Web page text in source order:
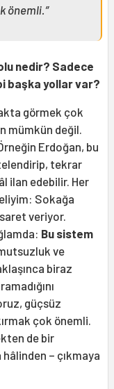
önemli.”
nedir? Sadece
başka yollar var?
görmek çok
mümkün değil.
Erdoğan, bu
tekrar
ilan edebilir. Her
Sokağa
veriyor.
Bu sistem
ve
biraz
güçsüz
çok önemli.
de bir
– çıkmaya